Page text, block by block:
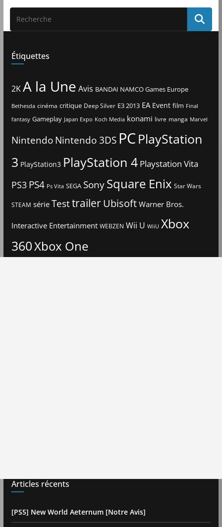
Étiquettes
2KA la Une Avis BANDAI NAMCO Games Europe
Bethesda cinéma critique Deep Silver E3 2013 EA Event film Final
fantasy Gameplay Japan Expo Koch Media konami livre manga Marvel
Nintendo Nintendo 3DS PCPlayStation
3 PlayStation3 PlayStation 4 Playstation Vita
PS3 PS4 Ps Vita SEGA Sony Square Enix Star Wars
STEAM série TesttrailerUbisoftWarner Bros.
Interactive Entertainment WEBZEN Wii U WiiU Xbox
360Xbox One
Articles récents
[PS5] New World Aeternum [Notre Avis]